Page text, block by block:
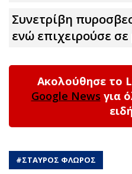
Συνετρίβη
ενώ επιχειρούσε
Ακολούθησε το
Google News για
#ΣΤΑΥΡΟΣ ΦΛΩΡΟΣ